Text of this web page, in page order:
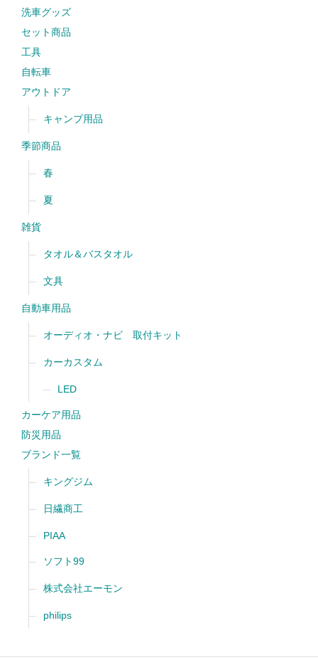
洗車グッズ
セット商品
工具
自転車
アウトドア
キャンプ用品
季節商品
春
夏
雑貨
タオル＆バスタオル
文具
自動車用品
オーディオ・ナビ 取付キット
カーカスタム
LED
カーケア用品
防災用品
ブランド一覧
キングジム
日繊商工
PIAA
ソフト99
株式会社エーモン
philips